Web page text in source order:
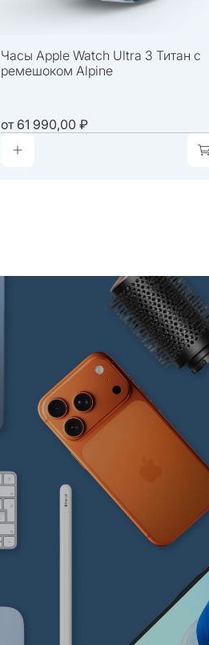
Часы Apple Watch Ultra 3 Титан с
ремешоком Alpine
от61 990,00 ₽